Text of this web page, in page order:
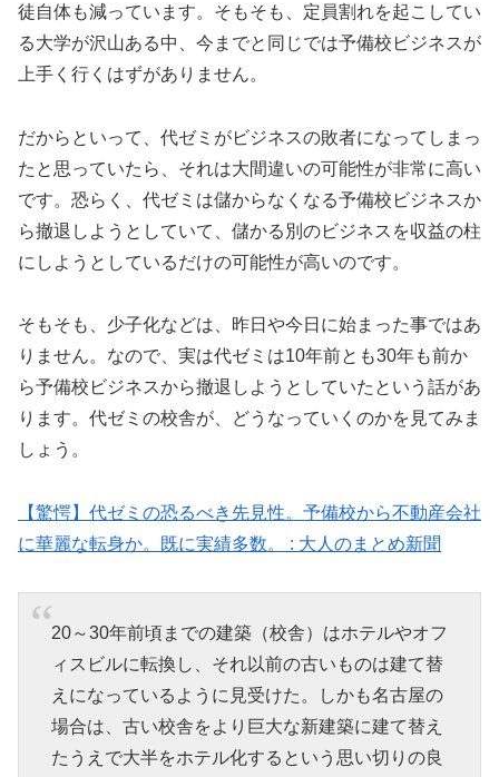
徒自体も減っています。そもそも、定員割れを起こしてい
る大学が沢山ある中、今までと同じでは予備校ビジネスが
上手く行くはずがありません。
だからといって、代ゼミがビジネスの敗者になってしまっ
たと思っていたら、それは大間違いの可能性が非常に高い
です。恐らく、代ゼミは儲からなくなる予備校ビジネスか
ら撤退しようとしていて、儲かる別のビジネスを収益の柱
にしようとしているだけの可能性が高いのです。
そもそも、少子化などは、昨日や今日に始まった事ではあ
りません。なので、実は代ゼミは10年前とも30年も前か
ら予備校ビジネスから撤退しようとしていたという話があ
ります。代ゼミの校舎が、どうなっていくのかを見てみま
しょう。
【驚愕】代ゼミの恐るべき先見性。予備校から不動産会社
に華麗な転身か。既に実績多数。 : 大人のまとめ新聞
20～30年前頃までの建築（校舎）はホテルやオフ
ィスビルに転換し、それ以前の古いものは建て替
えになっているように見受けた。しかも名古屋の
場合は、古い校舎をより巨大な新建築に建て替え
たうえで大半をホテル化するという思い切りの良